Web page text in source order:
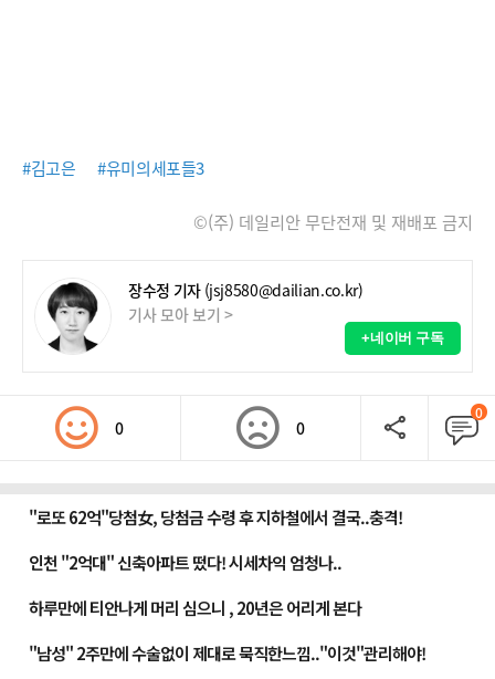
#김고은 #유미의세포들3
©(주) 데일리안 무단전재 및 재배포 금지
장수정 기자 (jsj8580@dailian.co.kr)
기사 모아 보기 >
+네이버 구독
0 0
0